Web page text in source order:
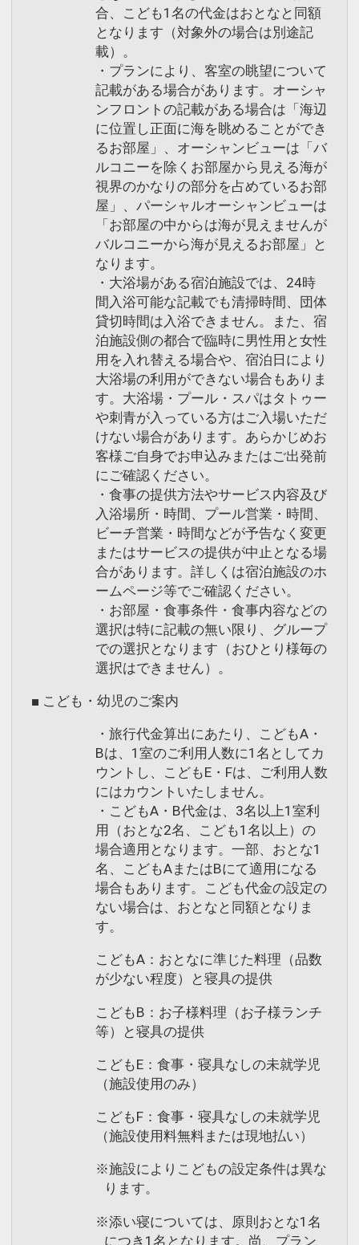
合、こども1名の代金はおとなと同額
となります（対象外の場合は別途記
載）。
・プランにより、客室の眺望について
記載がある場合があります。オーシャ
ンフロントの記載がある場合は「海辺
に位置し正面に海を眺めることができ
るお部屋」、オーシャンビューは「バ
ルコニーを除くお部屋から見える海が
視界のかなりの部分を占めているお部
屋」、パーシャルオーシャンビューは
「お部屋の中からは海が見えませんが
バルコニーから海が見えるお部屋」と
なります。
・大浴場がある宿泊施設では、24時
間入浴可能な記載でも清掃時間、団体
貸切時間は入浴できません。また、宿
泊施設側の都合で臨時に男性用と女性
用を入れ替える場合や、宿泊日により
大浴場の利用ができない場合もありま
す。大浴場・プール・スパはタトゥー
や刺青が入っている方はご入場いただ
けない場合があります。あらかじめお
客様ご自身でお申込みまたはご出発前
にご確認ください。
・食事の提供方法やサービス内容及び
入浴場所・時間、プール営業・時間、
ビーチ営業・時間などが予告なく変更
またはサービスの提供が中止となる場
合があります。詳しくは宿泊施設のホ
ームページ等でご確認ください。
・お部屋・食事条件・食事内容などの
選択は特に記載の無い限り、グループ
での選択となります（おひとり様毎の
選択はできません）。
■ こども・幼児のご案内
・旅行代金算出にあたり、こどもA・
Bは、1室のご利用人数に1名としてカ
ウントし、こどもE・Fは、ご利用人数
にはカウントいたしません。
・こどもA・B代金は、3名以上1室利
用（おとな2名、こども1名以上）の
場合適用となります。一部、おとな1
名、こどもAまたはBにて適用になる
場合もあります。こども代金の設定の
ない場合は、おとなと同額となりま
す。
こどもA：おとなに準じた料理（品数
が少ない程度）と寝具の提供
こどもB：お子様料理（お子様ランチ
等）と寝具の提供
こどもE：食事・寝具なしの未就学児
（施設使用のみ）
こどもF：食事・寝具なしの未就学児
（施設使用料無料または現地払い）
※施設によりこどもの設定条件は異な
ります。
※添い寝については、原則おとな1名
につき1名となります。尚、プラン